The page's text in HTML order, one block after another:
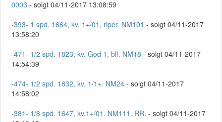
0003 - solgt 04/11-2017 13:08:59
-393- 1 spd. 1664, kv. 1+/01, riper. NM101 - solgt 04/11-2017
13:58:20
-471- 1/2 spd. 1823, kv. God 1, blf. NM18 - solgt 04/11-2017
14:54:39
-474- 1/2 spd. 1832, kv. 1/1+. NM24 - solgt 04/11-2017
14:58:02
-381- 1/8 spd. 1647, kv.1+/01. NM111. RR. - solgt 04/11-2017